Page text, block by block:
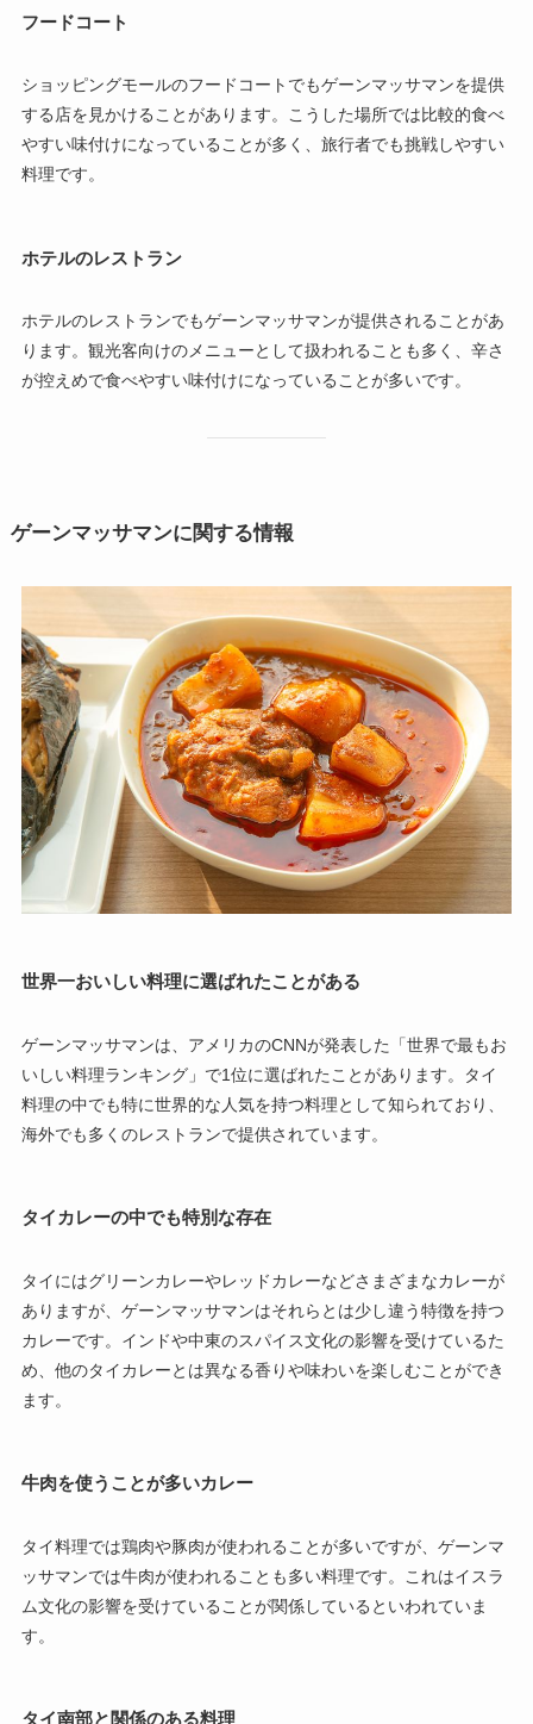
フードコート
ショッピングモールのフードコートでもゲーンマッサマンを提供
する店を見かけることがあります。こうした場所では比較的食べ
やすい味付けになっていることが多く、旅行者でも挑戦しやすい
料理です。
ホテルのレストラン
ホテルのレストランでもゲーンマッサマンが提供されることがあ
ります。観光客向けのメニューとして扱われることも多く、辛さ
が控えめで食べやすい味付けになっていることが多いです。
ゲーンマッサマンに関する情報
世界一おいしい料理に選ばれたことがある
ゲーンマッサマンは、アメリカのCNNが発表した「世界で最もお
いしい料理ランキング」で1位に選ばれたことがあります。タイ
料理の中でも特に世界的な人気を持つ料理として知られており、
海外でも多くのレストランで提供されています。
タイカレーの中でも特別な存在
タイにはグリーンカレーやレッドカレーなどさまざまなカレーが
ありますが、ゲーンマッサマンはそれらとは少し違う特徴を持つ
カレーです。インドや中東のスパイス文化の影響を受けているた
め、他のタイカレーとは異なる香りや味わいを楽しむことができ
ます。
牛肉を使うことが多いカレー
タイ料理では鶏肉や豚肉が使われることが多いですが、ゲーンマ
ッサマンでは牛肉が使われることも多い料理です。これはイスラ
ム文化の影響を受けていることが関係しているといわれていま
す。
タイ南部と関係のある料理